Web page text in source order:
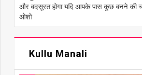
और बदसूरत होगा यदि आपके पास कुछ बनने की
ओशो
Kullu Manali